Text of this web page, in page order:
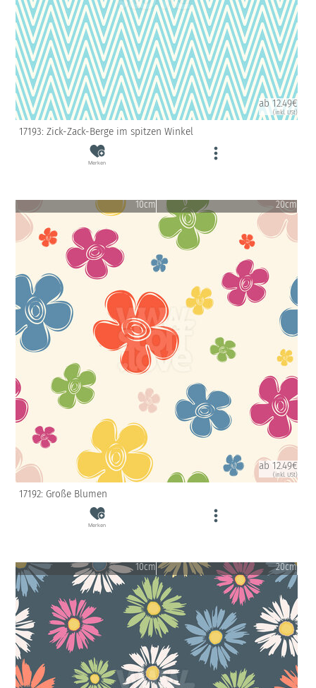
ab 12.49€
(inkl. USt)
17193: Zick-Zack-Berge im spitzen Winkel
Merken
10cm 20cm
ab 12.49€
(inkl. USt)
17192: Große Blumen
Merken
10cm 20cm